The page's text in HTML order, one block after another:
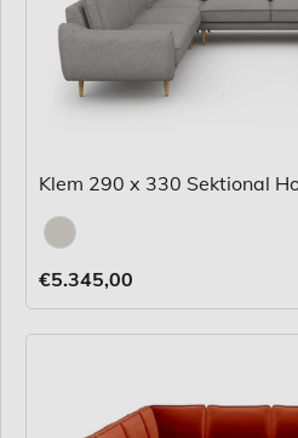
Klem 290 x 330 Sektional
Stoff
€5.345,00